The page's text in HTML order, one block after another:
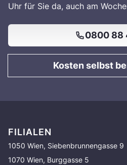
Uhr für Sie da, auch am
0800 88
Kosten selbst
FILIALEN
1050 Wien, Siebenbrunnengasse 9
1070 Wien, Burggasse 5